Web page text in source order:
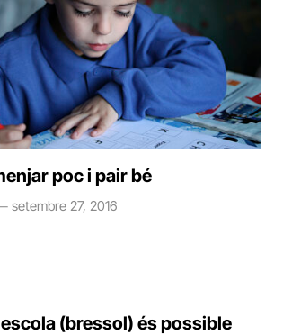
poc i pair bé
setembre 27, 2016
(bressol) és possible